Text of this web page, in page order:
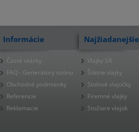
Informácie
Časté otázky
FAQ - Generátory ozónu
Obchodné podmienky
Referencie
Reklamacie
Najžiadanejšie
Vlajky SR
Štátne vlajky
Stolové vlajočky
Firemné vlajky
Stožiare vlajok